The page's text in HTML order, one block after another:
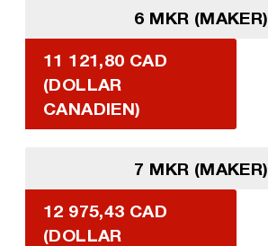
6 MKR (MAKER)
11 121,80 CAD
(DOLLAR
CANADIEN)
7 MKR (MAKER)
12 975,43 CAD
(DOLLAR